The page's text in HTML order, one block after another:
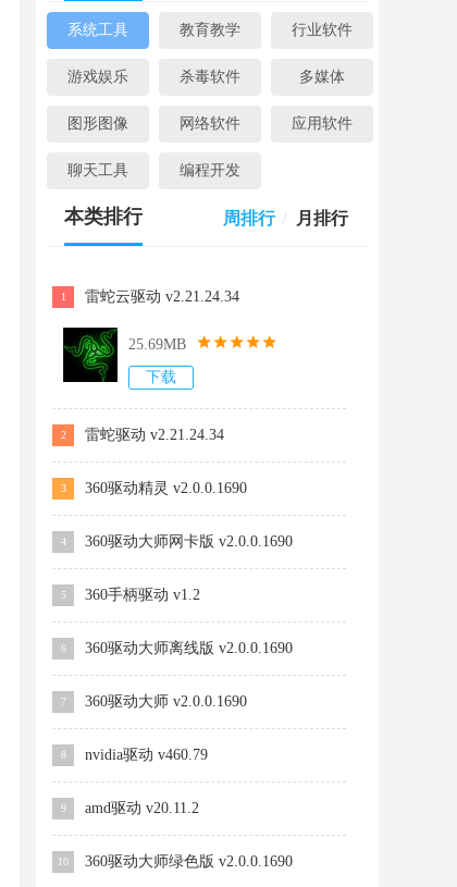
系统工具 教育教学 行业软件
游戏娱乐 杀毒软件 多媒体
图形图像 网络软件 应用软件
聊天工具 编程开发
本类排行 周排行 月排行
1 雷蛇云驱动 v2.21.24.34
25.69MB
下载
2 雷蛇驱动 v2.21.24.34
3 360驱动精灵 v2.0.0.1690
4 360驱动大师网卡版 v2.0.0.1690
5 360手柄驱动 v1.2
6 360驱动大师离线版 v2.0.0.1690
7 360驱动大师 v2.0.0.1690
8 nvidia驱动 v460.79
9 amd驱动 v20.11.2
10 360驱动大师绿色版 v2.0.0.1690